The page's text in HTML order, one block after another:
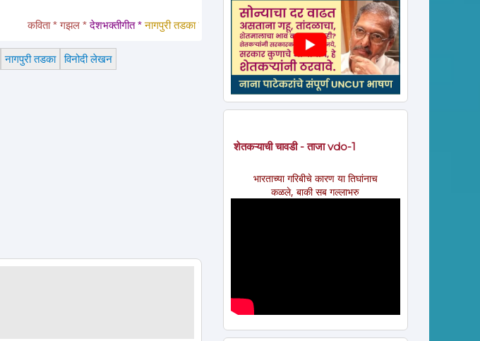
कविता * गझल * देशभक्तीगीत * नागपुरी तडका * लावणी * अंगाईगीत * शेतकरीगीत * ललीत लेख * कथा * विडंबन *
नागपुरी तडका विनोदी लेखन
शेतकऱ्याची चावडी - ताजा vdo-1
भारताच्या गरिबीचे कारण या तिघांनाच
कळले, बाकी सब गल्लाभरु